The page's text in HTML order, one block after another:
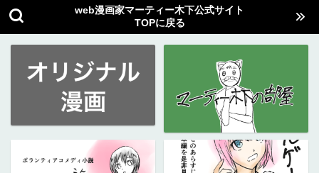
web漫画家マーティー木下公式サイト
TOPに戻る